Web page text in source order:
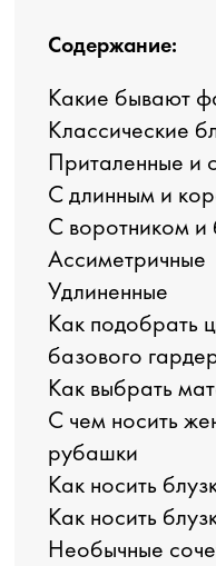
Содержание:
Какие бывают
Классические
Приталенные и
С длинным и
С воротником и
Ассиметричные
Удлиненные
Как подобрать
базового
Как выбрать
С чем носить
рубашки
Как носить
Как носить
Необычные